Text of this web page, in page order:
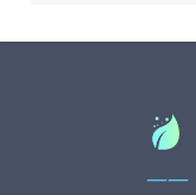
——